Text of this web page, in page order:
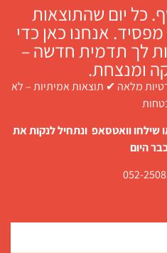
כל יום שהתוצאות
אנחנו כאן כדי
לך תדמית חדשה –
ומנצחת.
מלאה ✔ תוצאות אמיתיות – לא
שילחו וואטסאפ ונתחיל לנקות את
היום